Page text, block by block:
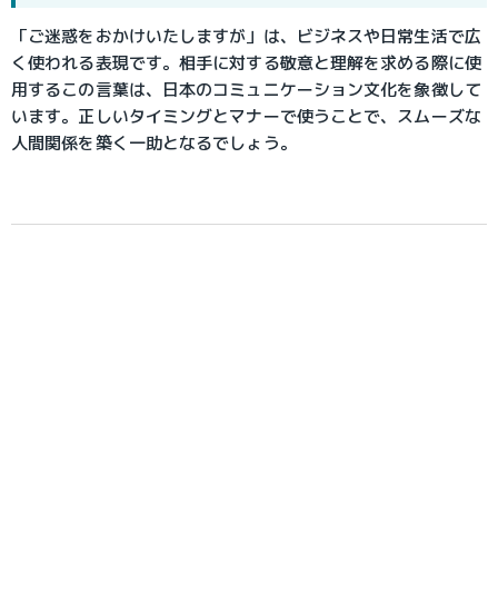
「ご迷惑をおかけいたしますが」は、ビジネスや日常生活で広
く使われる表現です。相手に対する敬意と理解を求める際に使
用するこの言葉は、日本のコミュニケーション文化を象徴して
います。正しいタイミングとマナーで使うことで、スムーズな
人間関係を築く一助となるでしょう。